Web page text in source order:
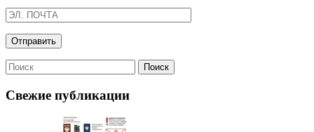
Свежие публикации